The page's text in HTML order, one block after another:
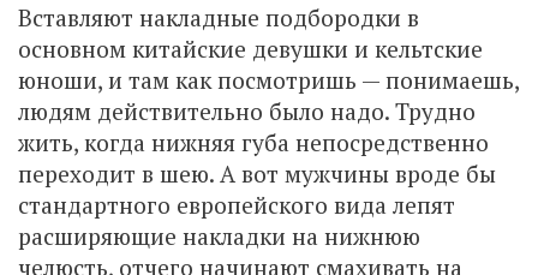
Вставляют накладные подбородки в
основном китайские девушки и кельтские
юноши, и там как посмотришь — понимаешь,
людям действительно было надо. Трудно
жить, когда нижняя губа непосредственно
переходит в шею. А вот мужчины вроде бы
стандартного европейского вида лепят
расширяющие накладки на нижнюю
челюсть, отчего начинают смахивать на